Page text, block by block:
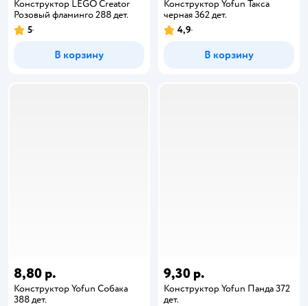
Конструктор LEGO Creator
Розовый фламинго 288 дет.
5
В корзину
Конструктор Yofun Такса
черная 362 дет.
4,9
В корзину
8,80 р.
Конструктор Yofun Собака
388 дет.
9,30 р.
Конструктор Yofun Панда 372
дет.